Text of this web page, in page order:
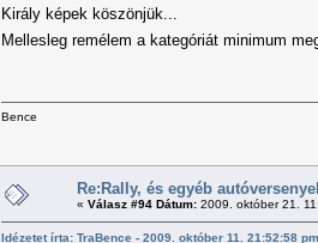
Király képek köszönjük...
Mellesleg remélem a kategóriát minimum
Bence
Re:Rally, és egyéb
« Válasz #94 Dátum: 2009. október 21.
Idézetet írta: TraBence - 2009. október 11. 21:52:58 pm